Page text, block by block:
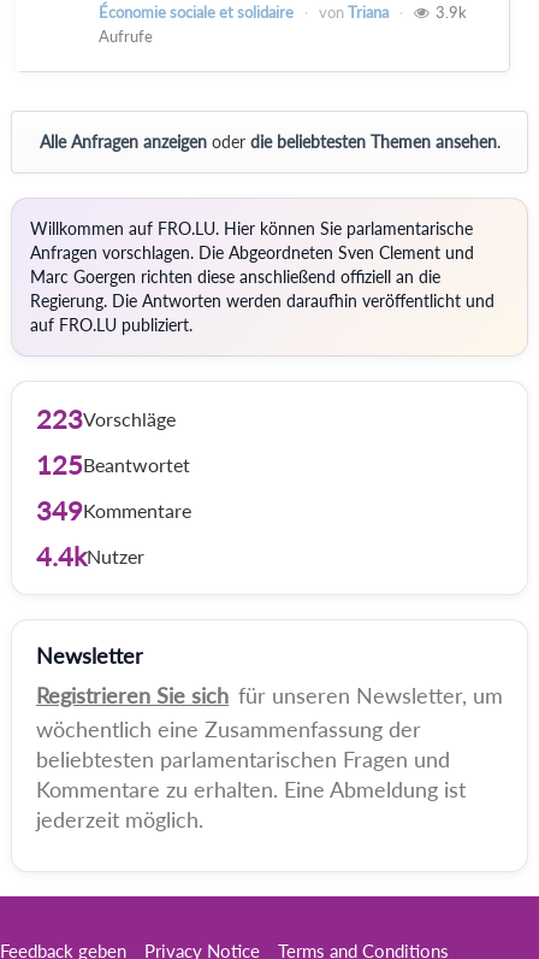
Économie sociale et solidaire
vonTriana
3.9k
Aufrufe
Alle Anfragen anzeigenoder die beliebtesten Themen ansehen.
Willkommen auf FRO.LU. Hier können Sie parlamentarische
Anfragen vorschlagen. Die Abgeordneten Sven Clement und
Marc Goergen richten diese anschließend offiziell an die
Regierung. Die Antworten werden daraufhin veröffentlicht und
auf FRO.LU publiziert.
223Vorschläge
125Beantwortet
349Kommentare
4.4kNutzer
Newsletter
Registrieren Sie sich für unseren Newsletter, um
wöchentlich eine Zusammenfassung der
beliebtesten parlamentarischen Fragen und
Kommentare zu erhalten. Eine Abmeldung ist
jederzeit möglich.
Feedback geben Privacy Notice Terms and Conditions